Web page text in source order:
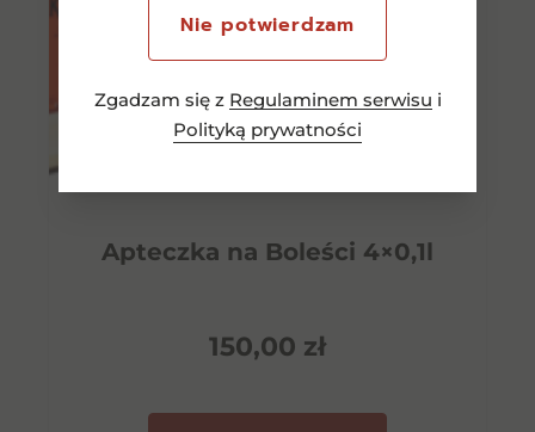
Nie potwierdzam
Zgadzam się z Regulaminem serwisu i
Polityką prywatności
Apteczka na Boleści 4×0,1l
150,00 zł